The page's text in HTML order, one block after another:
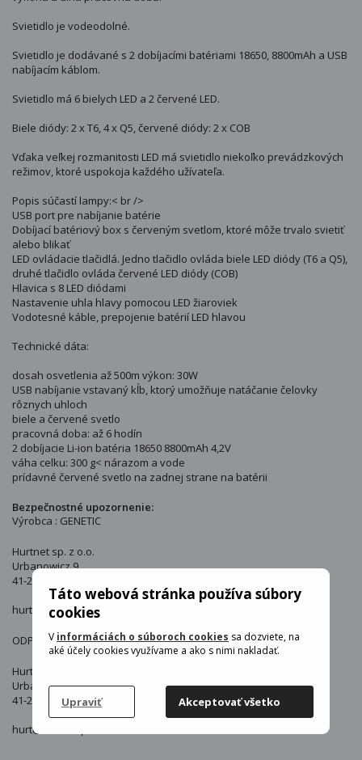
Táto webová stránka používa súbory
cookies
V informáciách o súboroch cookies sa dozviete, na
aké účely cookies využívame a ako s nimi nakladať.
Upraviť Akceptovať všetko
Svietidlo je vodeodolné.
Svietidlo je dodávané s 2 dobíjacími batériami 18650, 8800mAh a USB
nabíjacím káblom.
Svietidlo má 6 bielych LED a 2 červené LED.
Biele diódy: 2 x T6, 4 x Q5, červené diódy: 2 x COB
Vďaka veľkej rozmanitosti LED má svietidlo niekoľko prevádzkových
režimov, ktoré uspokoja každého užívateľa.
Popis súčastí lampy:< br />
USB port pre nabíjanie batérie
Dobíjací batériový box s červeným svetlom, ktoré môže trvalo svietiť
alebo blikať
LED ovládacie tlačidlá. Jedno tlačidlo ovláda biele LED diódy (T6 a Q5),
druhé tlačidlo ovláda červené LED diódy (COB)
Hlavica s 8 LED diódami
Nastavenie uhla hlavy pomocou LED žiaroviek
Vodotesné káble, prepojenie batérií LED hlavou
Technické dáta:
dosah osvetlenia až 500m výkon: 30W
USB nabíjanie vstavaný kĺb, ktorý umožňuje natáčanie čelovky
rôznych uhloch
biele a červené svetlo
pracovná doba: až 6 hodín
2 dobíjacie Li-ion batéria 18650 8800mAh 4,2V
váha celku: 300 g< nárazom a vode
prídavné červené svetlo na zadnej strane na batérii
Bezpečnostné upozornenie:
Výrobca : GENETIC
Hurtnet sp. z o.o.
Urbanowicz 9
41-200 Sosnowiec
hurt@hurtnet.pl
ODPOVĚDNÁ OSOBA V EU:
Hurtnet sp. z o.o.
Urbanowicz 9
41-200 Sosnowiec
hurt@hurtnet.pl